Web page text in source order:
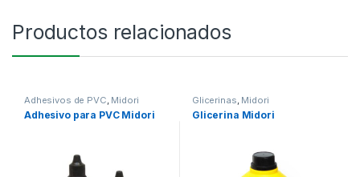
Productos relacionados
Adhesivos de PVC, Midori
Adhesivo para PVC Midori
Glicerinas, Midori
Glicerina Midori